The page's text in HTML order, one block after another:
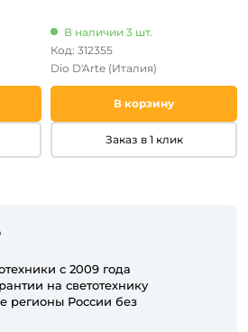
В наличии 3 шт.
Код: 312355
Dio D'Arte (Италия)
В корзину
Заказ в 1 клик
с 2009 года
на светотехнику
регионы России без